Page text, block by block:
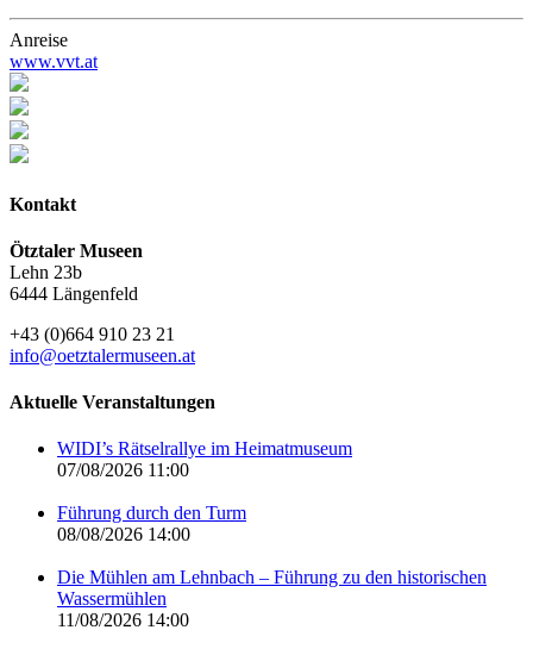
Anreise
www.vvt.at
Kontakt
Ötztaler Museen
Lehn 23b
6444 Längenfeld
+43 (0)664 910 23 21
info@oetztalermuseen.at
Aktuelle Veranstaltungen
WIDI’s Rätselrallye im Heimatmuseum
07/08/2026 11:00
Führung durch den Turm
08/08/2026 14:00
Die Mühlen am Lehnbach – Führung zu den historischen
Wassermühlen
11/08/2026 14:00